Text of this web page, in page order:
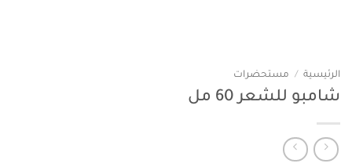
الرئيسية / مستحضرات
شامبو للشعر 60 مل